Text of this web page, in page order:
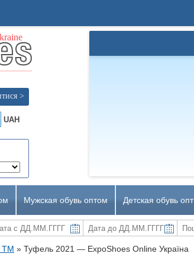
>
UAH
Мужская обувь оптом Детская обувь опт
TM » Туфель 2021 ― ExpoShoes Online Україна